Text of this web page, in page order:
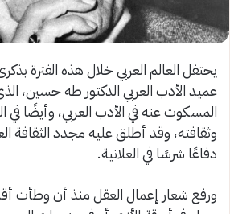
عميد الأدب العربي الدكتور طه حسين،
المسكوت عنه في الأدب العربي، وأيضًا
وثقافته، وقد أطلق عليه مجدد الثقافة
دفاعًا شرسًا في العلانية.
ورفع شعار إعمال العقل منذ أن وطأت